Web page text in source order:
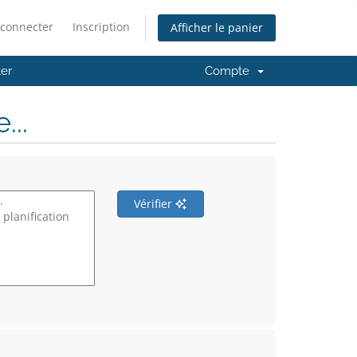
Inscription Afficher le panier
Compte
Vérifier